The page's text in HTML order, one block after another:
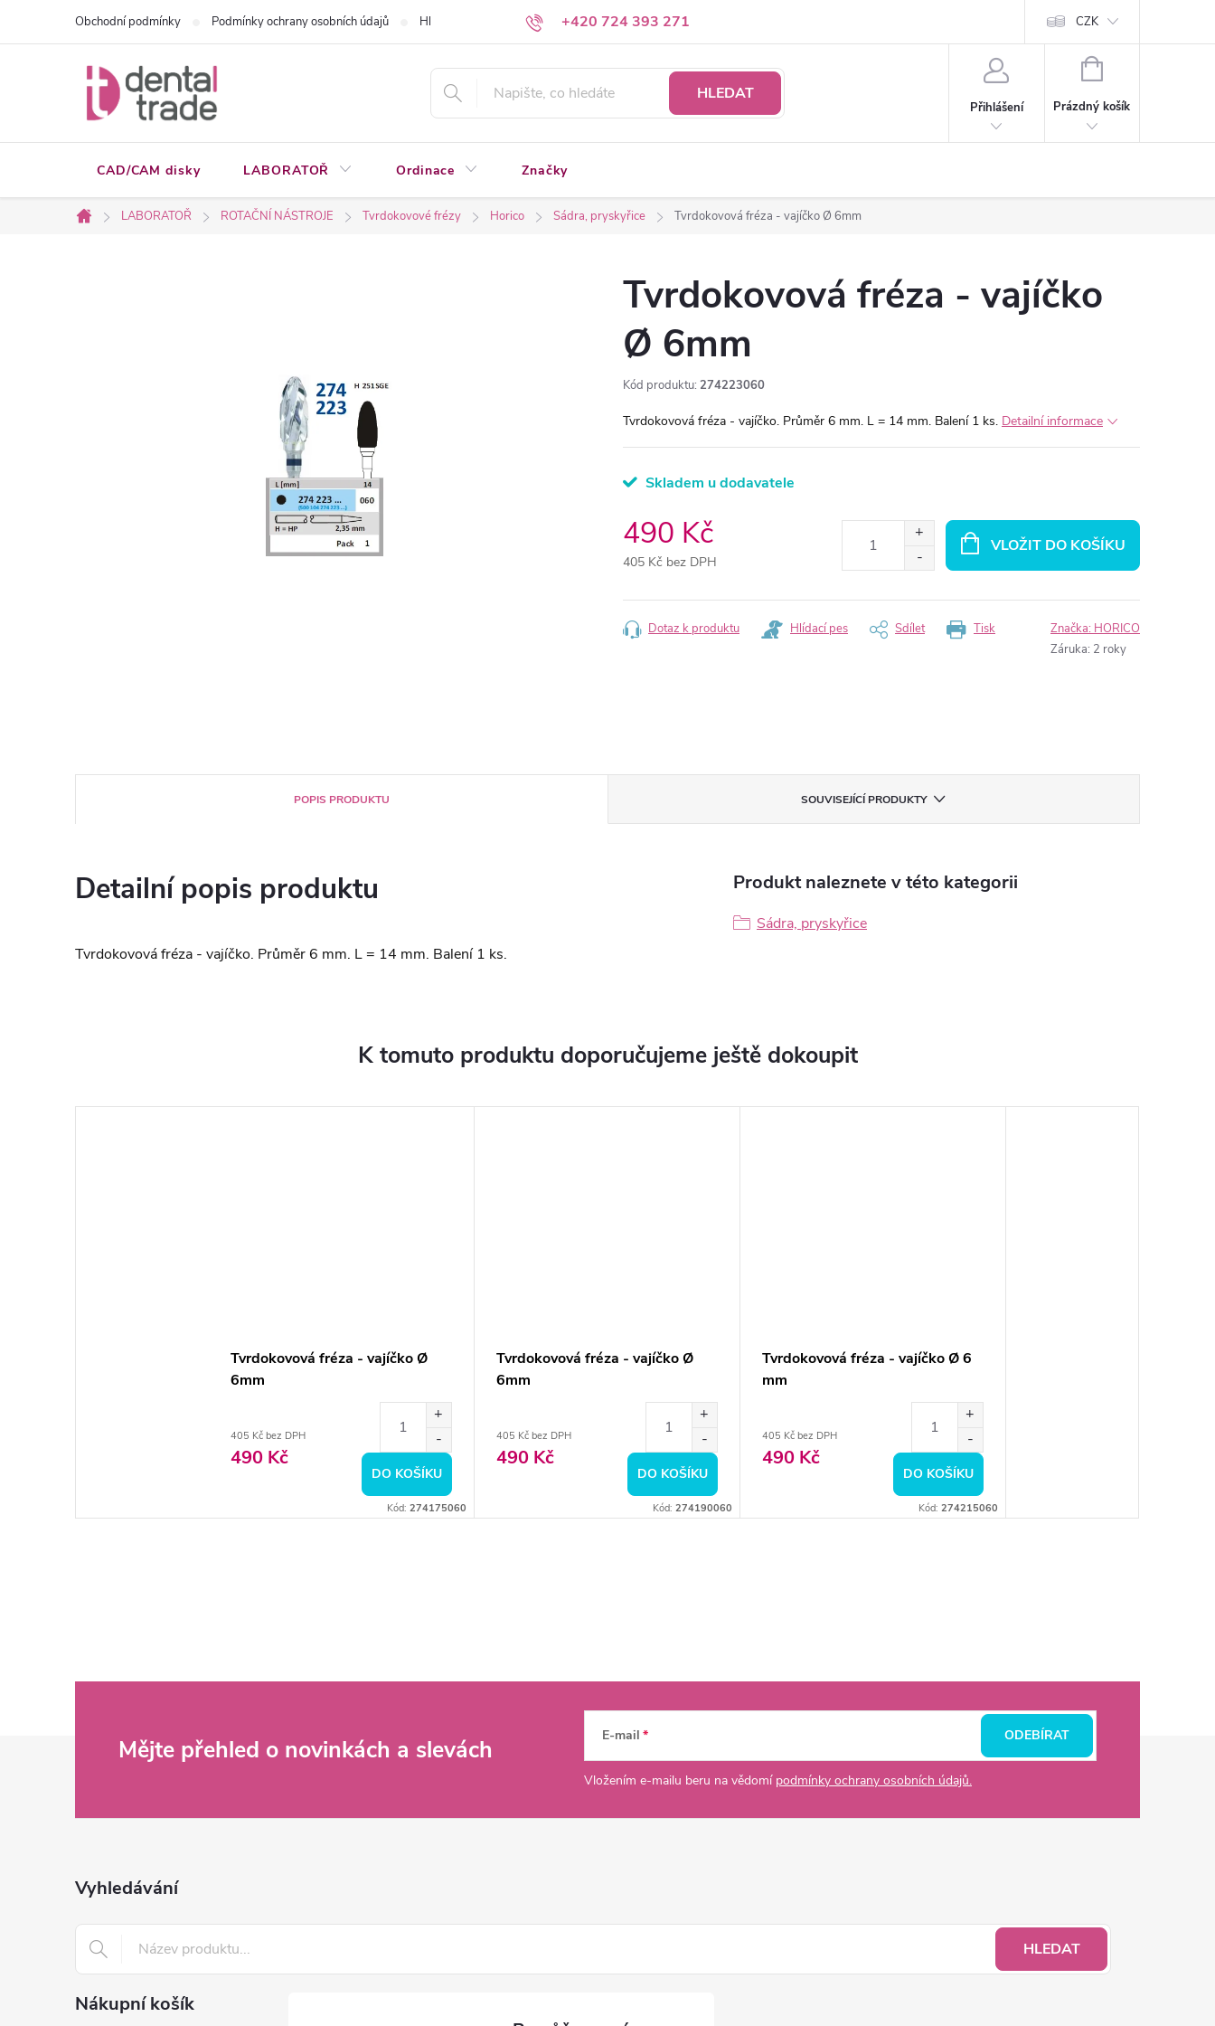
+420 724 393 271
Obchodní podmínky Podmínky ochrany osobních údajů Hledáte a nenacházíte? Napište nám CZK
HLEDAT
Přihlášení
NÁKUPNÍ
Prázdný košík
CAD/CAM disky LABORATOŘ Ordinace Značky
Domů
LABORATOŘ ROTAČNÍ NÁSTROJE Tvrdokovové frézy Horico Sádra, pryskyřice Tvrdokovová fréza - vajíčko Ø 6mm
Tvrdokovová fréza - vajíčko
Ø 6mm
Kód produktu: 274223060
Tvrdokovová fréza - vajíčko. Průměr 6 mm. L = 14 mm. Balení 1 ks. Detailní informace
Skladem u dodavatele
490 Kč
405 Kč bez DPH
cena:
VLOŽIT DO KOŠÍKU
Tisk
Dotaz k produktu Hlídací pes Sdílet Značka: HORICO
Záruka: 2 roky
POPIS PRODUKTU SOUVISEJÍCÍ PRODUKTY
Detailní popis produktu
Tvrdokovová fréza - vajíčko. Průměr 6 mm. L = 14 mm. Balení 1 ks.
Produkt naleznete v této kategorii
Sádra, pryskyřice
K tomuto produktu doporučujeme ještě dokoupit
Tvrdokovová fréza - vajíčko Ø
6mm
405 Kč bez DPH
490 Kč
DO KOŠÍKU
Kód: 274175060
Tvrdokovová fréza - vajíčko Ø
6mm
405 Kč bez DPH
490 Kč
DO KOŠÍKU
Kód: 274190060
Tvrdokovová fréza - vajíčko Ø 6
mm
405 Kč bez DPH
490 Kč
DO KOŠÍKU
Kód: 274215060
Mějte přehled o novinkách a slevách E-mail
Vložením e-mailu beru na vědomí podmínky ochrany osobních údajů.
ODEBÍRAT
Vyhledávání
HLEDAT
Nákupní košík